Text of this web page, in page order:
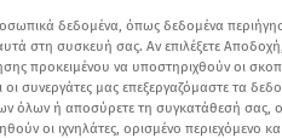
δεδομένα, όπως δεδομένα
στη συσκευή σας. Αν επιλέξετε
προκειμένου να υποστηριχθούν οι
οι συνεργάτες μας επεξεργαζόμαστε τα
όλων ή αποσύρετε τη συγκατάθεσή σας,
οι ιχνηλάτες, ορισμένο περιεχόμενο